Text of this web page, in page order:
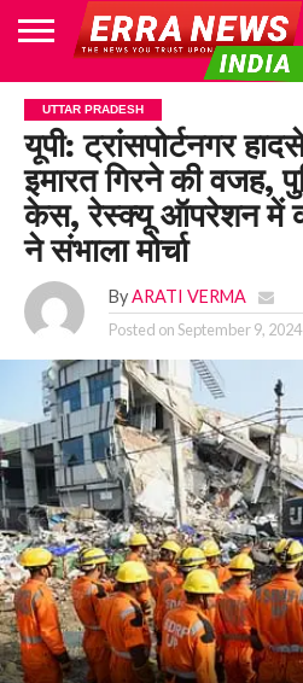
HOME
POLITICS
NEWS
BUSINESS
CULTURE
NATIONAL
SPORTS
LIFESTYLE
TRAVEL
OPINION
BREAKING
NEWS
ENTERTAINMENT
WORLD
CRIME
JOIN
US
UTTAR PRADESH
यूपी: ट्रांसपोर्टनगर
इमारत गिरने की वजह,
केस, रेस्क्यू ऑपरेशन में
ने संभाला मोर्चा
By ARATI VERMA
Posted onSeptember 9, 2024